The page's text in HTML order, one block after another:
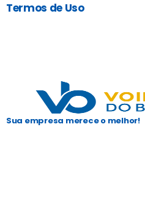
Termos de Uso
Sua empresa merece o melhor!